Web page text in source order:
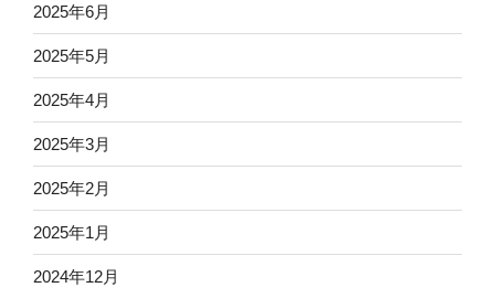
2025年6月
2025年5月
2025年4月
2025年3月
2025年2月
2025年1月
2024年12月